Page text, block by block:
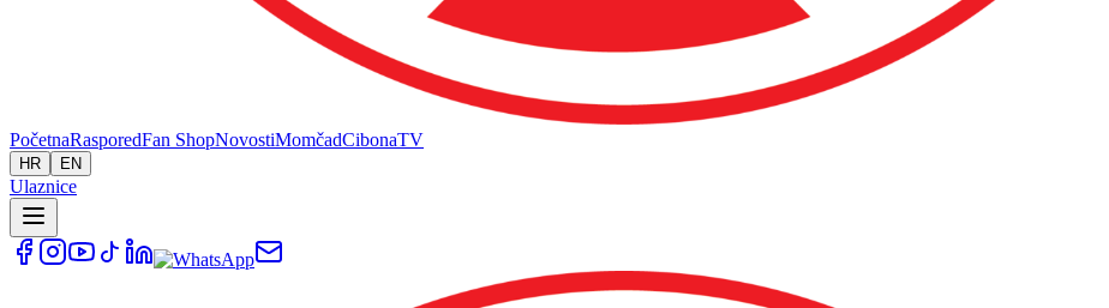
PočetnaRasporedFan ShopNovostiMomčadCibonaTV
HR EN
Ulaznice